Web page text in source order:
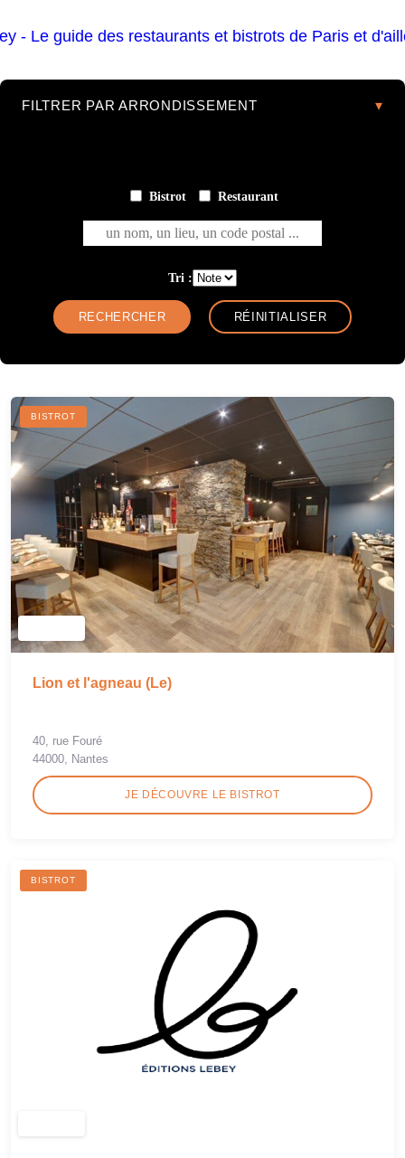
FILTRER PAR ARRONDISSEMENT
Bistrot Restaurant
un nom, un lieu, un code postal ...
Tri :
BISTROT
Lion et l'agneau (Le)
40, rue Fouré
44000, Nantes
JE DÉCOUVRE LE BISTROT
BISTROT